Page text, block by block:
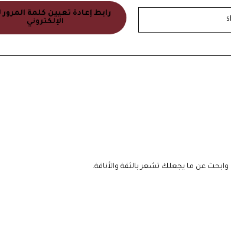
رابط إعادة تعيين كلمة المرور
الإلكتروني
عن ما يجعلك تشعر بالثقة والأناقة.